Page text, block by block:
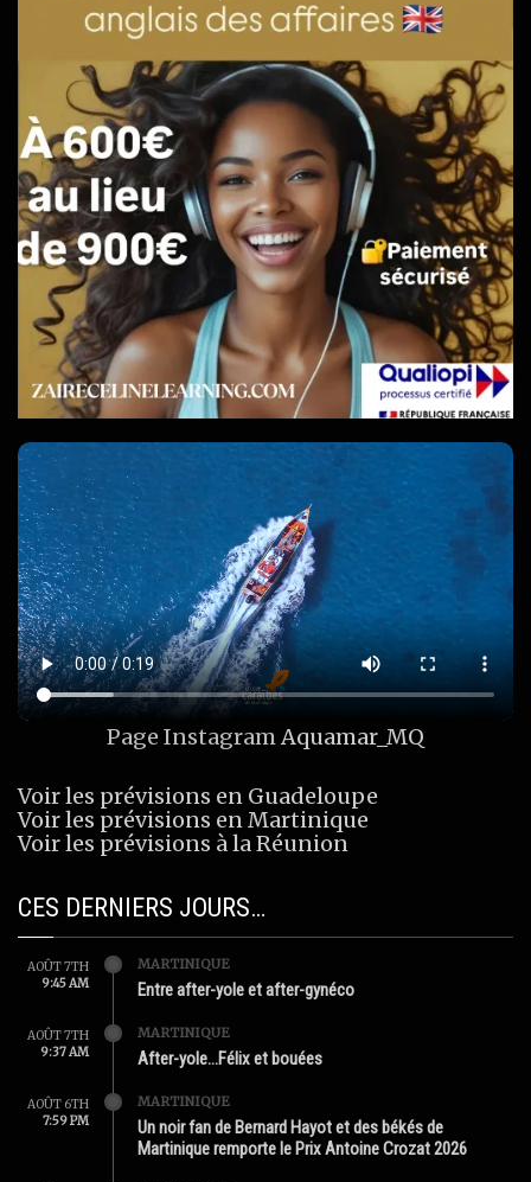
Page InstagramAquamar_MQ
Voir les prévisions en Guadeloupe
Voir les prévisions en Martinique
Voir les prévisions à la Réunion
CES DERNIERS JOURS…
AOÛT 7TH
9:45 AM
MARTINIQUE
Entre after-yole et after-gynéco
AOÛT 7TH
9:37 AM
MARTINIQUE
After-yole…Félix et bouées
AOÛT 6TH
7:59 PM
MARTINIQUE
Un noir fan de Bernard Hayot et des békés de
Martinique remporte le Prix Antoine Crozat 2026